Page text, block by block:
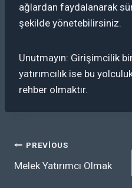
ağlardan faydalanarak
şekilde yönetebilirsiniz.
Unutmayın: Girişimcilik
yatırımcılık ise bu
rehber olmaktır.
Yazı
gezinmesi
PREVIOUS
Melek Yatırımcı Olmak